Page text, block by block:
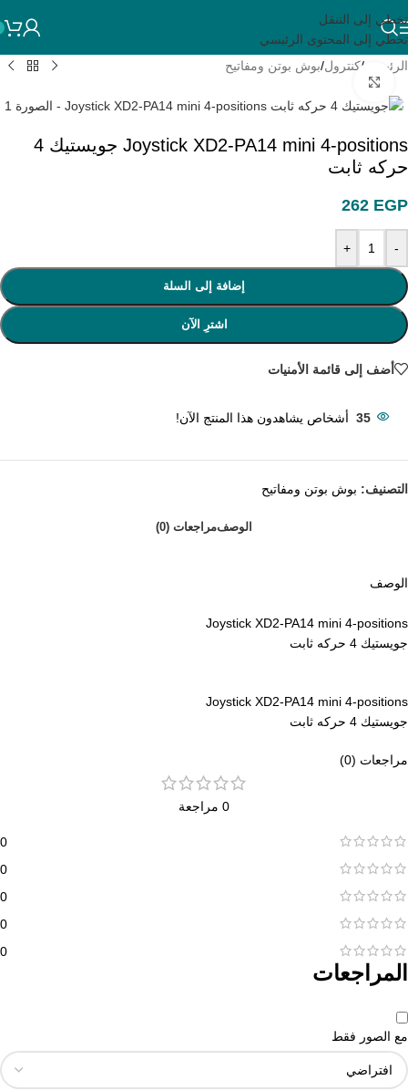
تخطي إلى التنقل
تخطي إلى المحتوى الرئيسي
الرئيسية /كنترول/بوش بوتن ومفاتيح
Joystick XD2-PA14 mini 4-positions جويستيك 4
حركه ثابت
262 EGP
-
+
إضافة إلى السلة
اشترِ الآن
أضف إلى قائمة الأمنيات
35 أشخاص يشاهدون هذا المنتج الآن!
التصنيف: بوش بوتن ومفاتيح
الوصفمراجعات (0)
الوصف
Joystick XD2-PA14 mini 4-positions
جويستيك 4 حركه ثابت
Joystick XD2-PA14 mini 4-positions
جويستيك 4 حركه ثابت
مراجعات (0)
0 مراجعة
0
0
0
0
0
المراجعات
مع الصور فقط